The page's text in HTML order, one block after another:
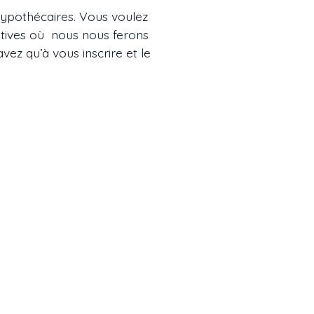
Vous voulez
où nous nous ferons
qu’à vous inscrire et le